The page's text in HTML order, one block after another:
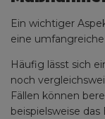
Ein wichtiger
eine
Häufig lässt sich
noch
Fällen können
beispielsweise